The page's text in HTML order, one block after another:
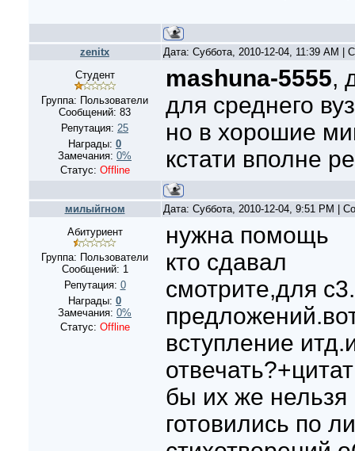
zenitx
Дата: Суббота, 2010-12-04, 11:39 AM |
Студент
Группа: Пользователи
Сообщений: 83
Репутация: 25
Награды: 0
Замечания: 0%
Статус: Offline
mashuna-5555,
для среднего
но в хорошие
кстати вполне
милыйгном
Дата: Суббота, 2010-12-04, 9:51 PM |
Абитуриент
Группа: Пользователи
Сообщений: 1
Репутация: 0
Награды: 0
Замечания: 0%
Статус: Offline
нужна помощь
кто сдавал
смотрите,для
вступление
бы их же нельзя
готовились по